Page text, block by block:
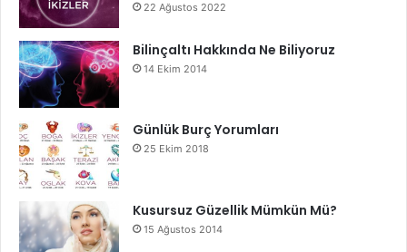
22 Ağustos 2022
Bilinçaltı Hakkında Ne Biliyoruz
14 Ekim 2014
Günlük Burç Yorumları
25 Ekim 2018
Kusursuz Güzellik Mümkün Mü?
15 Ağustos 2014